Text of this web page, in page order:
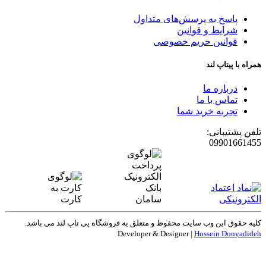
پاسخ به پرسش‌های متداول
شرایط و قوانین
قوانین حریم خصوصی
همراه با پیتاپ لند
درباره ما
تماس با ما
تجربه خرید شما
تلفن پشتیبانی:
09901661455
کلیه حقوق این وب سایت محفوظ و متعلق به فروشگاه پی تاپ لند می باشد.
Developer & Designer | Hossein Donyadideh